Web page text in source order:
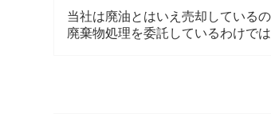
当社は廃油とはいえ売却している
廃棄物処理を委託しているわけで